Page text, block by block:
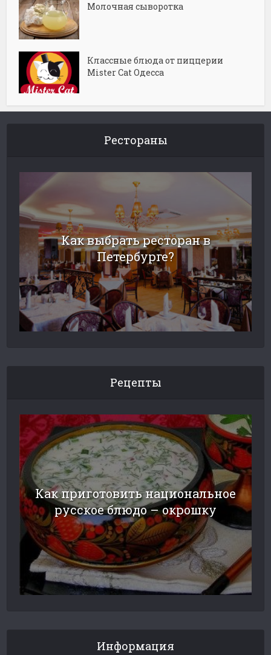
Молочная сыворотка
Классные блюда от пиццерии
Mister Cat Одесса
Рестораны
Как выбрать ресторан в
Петербурге?
Рецепты
Как приготовить национальное
русское блюдо – окрошку
Информация